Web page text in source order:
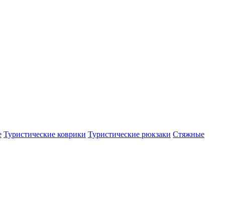
Туристические коврики Туристические рюкзаки Стяжные